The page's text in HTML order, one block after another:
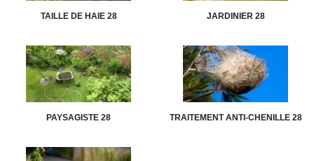
TAILLE DE HAIE 28 JARDINIER 28
PAYSAGISTE 28 TRAITEMENT ANTI-CHENILLE 28